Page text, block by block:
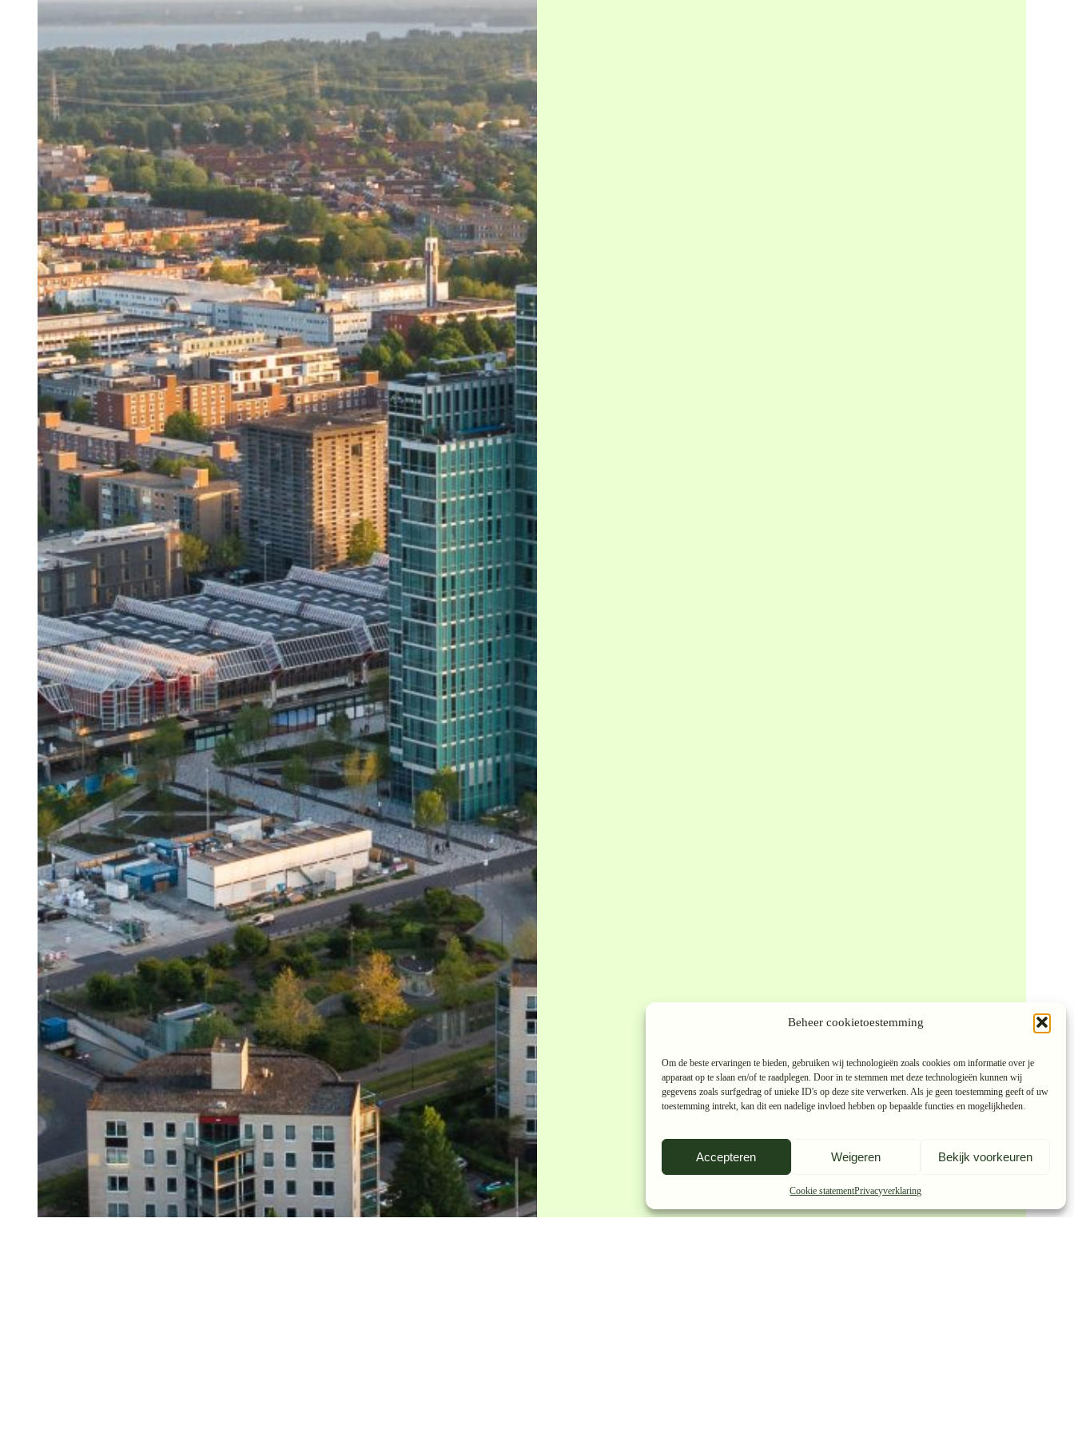
Beheer cookietoestemming
Om de beste ervaringen te bieden, gebruiken wij technologieën zoals cookies om informatie over je
apparaat op te slaan en/of te raadplegen. Door in te stemmen met deze technologieën kunnen wij
gegevens zoals surfgedrag of unieke ID's op deze site verwerken. Als je geen toestemming geeft of uw
toestemming intrekt, kan dit een nadelige invloed hebben op bepaalde functies en mogelijkheden.
Accepteren Weigeren Bekijk voorkeuren
Cookie statementPrivacyverklaring